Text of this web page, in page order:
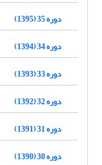
دوره 35 (1395)
دوره 34 (1394)
دوره 33 (1393)
دوره 32 (1392)
دوره 31 (1391)
دوره 30 (1390)